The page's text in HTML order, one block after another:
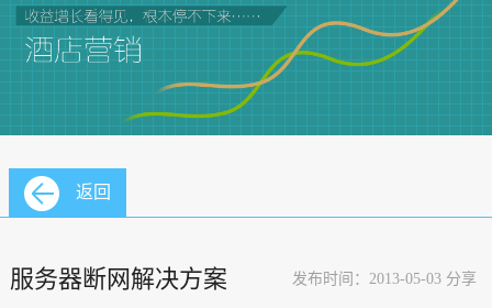
返回
服务器断网解决方案 发布时间：2013-05-03 分享